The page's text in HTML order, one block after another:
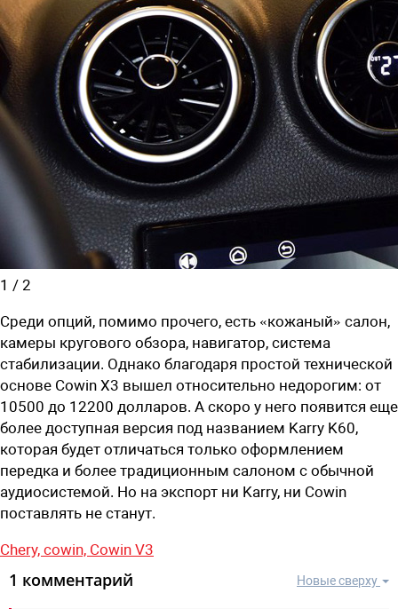
1 / 2
Среди опций, помимо прочего, есть «кожаный» салон,
камеры кругового обзора, навигатор, система
стабилизации. Однако благодаря простой технической
основе Cowin X3 вышел относительно недорогим: от
10500 до 12200 долларов. А скоро у него появится еще
более доступная версия под названием Karry K60,
которая будет отличаться только оформлением
передка и более традиционным салоном с обычной
аудиосистемой. Но на экспорт ни Karry, ни Cowin
поставлять не станут.
Chery, cowin, Cowin V3
Новые сверху
1 комментарий